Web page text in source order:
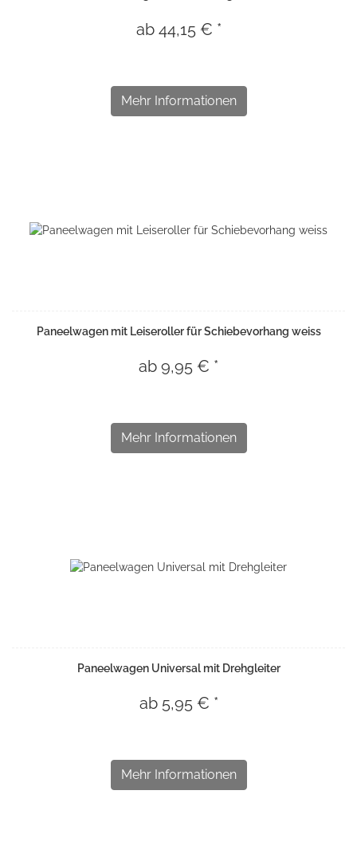
ab 44,15 € *
Mehr Informationen
Paneelwagen mit Leiseroller für Schiebevorhang weiss
ab 9,95 € *
Mehr Informationen
Paneelwagen Universal mit Drehgleiter
ab 5,95 € *
Mehr Informationen